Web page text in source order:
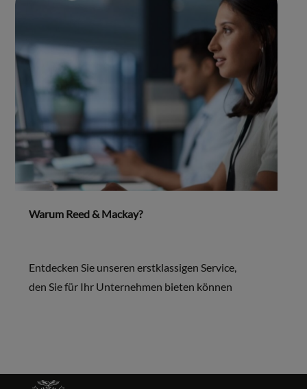
Warum Reed & Mackay?
Entdecken Sie unseren erstklassigen Service,
den Sie für Ihr Unternehmen bieten können